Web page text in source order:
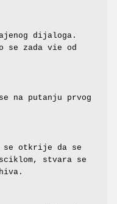
dijaloga.
se zada vie od
na putanju prvog
otkrije da se
stvara se